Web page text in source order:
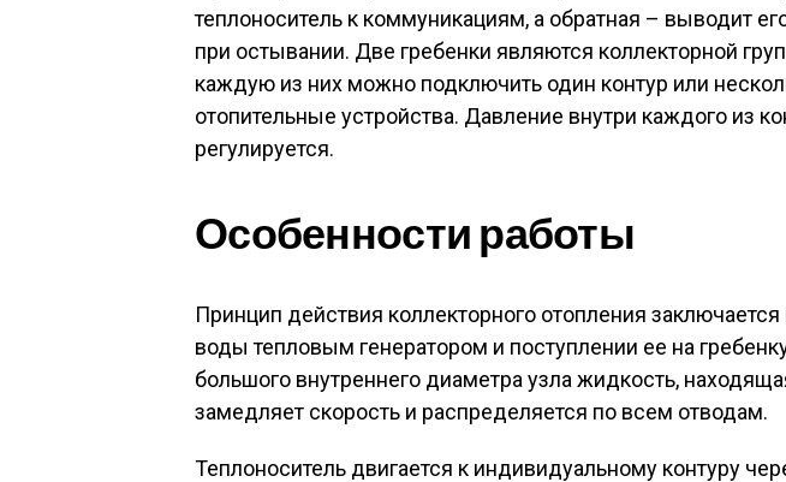
теплоноситель к коммуникациям, а обратная – выводит
при остывании. Две гребенки являются коллекторной
каждую из них можно подключить один контур или
отопительные устройства. Давление внутри каждого из
регулируется.
Особенности работы
Принцип действия коллекторного отопления заключается
воды тепловым генератором и поступлении ее на
большого внутреннего диаметра узла жидкость,
замедляет скорость и распределяется по всем отводам.
Теплоноситель двигается к индивидуальному контуру